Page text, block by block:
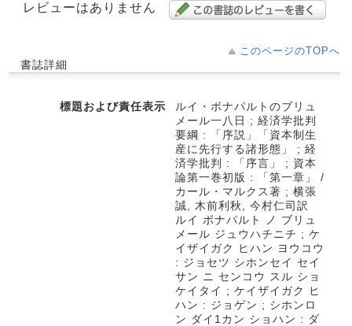
レビューはありません
このページのTOPへ
書誌詳細
標題および責任表示
ルイ・ボナパルトのブリュ
メール一八日 ; 経済学批判
要綱 : 「序説」「資本制生
産に先行する諸形態」 ; 経
済学批判 : 「序言」 ; 資本
論第一巻初版 : 「第一章」 /
カール・マルクス著 ; 横張
誠, 木前利秋, 今村仁司訳
ルイ ボナパルト ノ ブリュ
メール ジュウハチニチ ; ケ
イザイガク ヒハン ヨウコウ
: ジョセツ シホンセイ セイ
サン ニ センコウ スル ショ
ケイタイ ; ケイザイガク ヒ
ハン : ジョゲン ; シホンロ
ン ダイ1カン ショハン : ダ